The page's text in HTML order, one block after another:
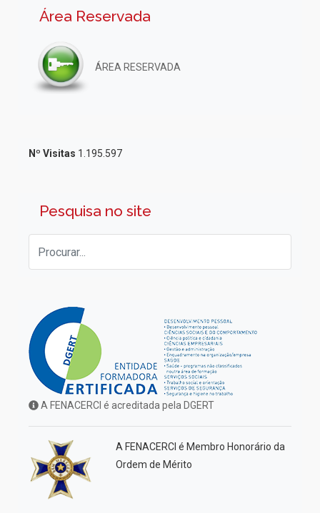
Área Reservada
ÁREA RESERVADA
Nº Visitas 1.195.597
Pesquisa no site
A FENACERCI é acreditada pela DGERT
A FENACERCI é Membro Honorário da
Ordem de Mérito